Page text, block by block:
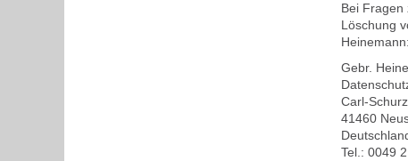
Bei Fragen
Löschung
Heinemann:
Gebr.
Carl-
41460
Tel.: 0049